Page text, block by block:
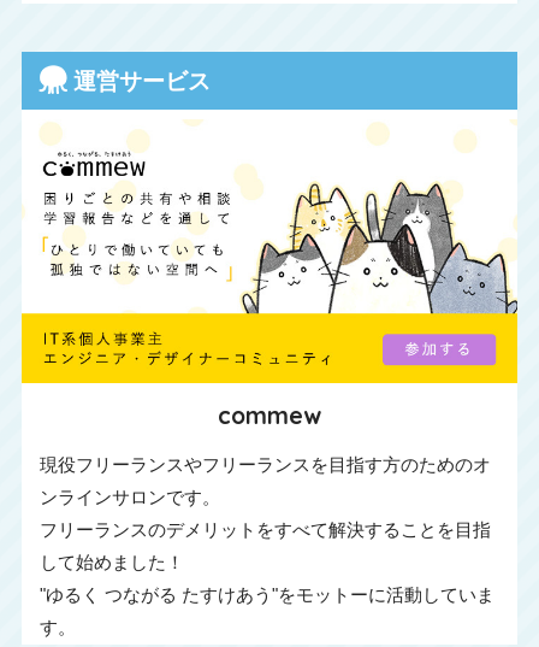
運営サービス
commew
現役フリーランスやフリーランスを目指す方のためのオ
ンラインサロンです。
フリーランスのデメリットをすべて解決することを目指
して始めました！
"ゆるく つながる たすけあう"をモットーに活動していま
す。